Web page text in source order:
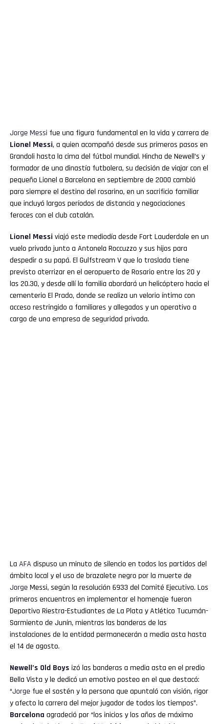
Jorge Messi fue una figura fundamental en la vida y carrera de
Lionel Messi, a quien acompañó desde sus primeros pasos en
Grandoli hasta la cima del fútbol mundial. Hincha de Newell’s y
formador de una dinastía futbolera, su decisión de viajar con el
pequeño Lionel a Barcelona en septiembre de 2000 cambió
para siempre el destino del rosarino, en un sacrificio familiar
que incluyó largos períodos de distancia y negociaciones
feroces con el club catalán.
Lionel Messi viajó este mediodía desde Fort Lauderdale en un
vuelo privado junto a Antonela Roccuzzo y sus hijos para
despedir a su papá. El Gulfstream V que lo traslada tiene
previsto aterrizar en el aeropuerto de Rosario entre las 20 y
las 20.30, y desde allí la familia abordará un helicóptero hacia el
cementerio El Prado, donde se realiza un velorio íntimo con
acceso restringido a familiares y allegados y un operativo a
cargo de una empresa de seguridad privada.
La AFA dispuso un minuto de silencio en todos los partidos del
ámbito local y el uso de brazalete negro por la muerte de
Jorge Messi, según la resolución 6933 del Comité Ejecutivo. Los
primeros encuentros en implementar el homenaje fueron
Deportivo Riestra-Estudiantes de La Plata y Atlético Tucumán-
Sarmiento de Junín, mientras las banderas de las
instalaciones de la entidad permanecerán a media asta hasta
el 14 de agosto.
Newell’s Old Boys izó las banderas a media asta en el predio
Bella Vista y le dedicó un emotivo posteo en el que destacó:
“Jorge fue el sostén y la persona que apuntaló con visión, rigor
y afecto la carrera del mejor jugador de todos los tiempos”.
Barcelona agradeció por “los inicios y los años de máximo